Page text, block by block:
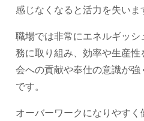
感じなくなると活力を失いま
職場では非常にエネルギッ
務に取り組み、効率や生産
会への貢献や奉仕の意識が
です。
オーバーワークになりやす